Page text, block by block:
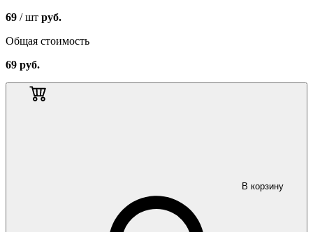
69 / шт руб.
Общая стоимость
69 руб.
В корзину